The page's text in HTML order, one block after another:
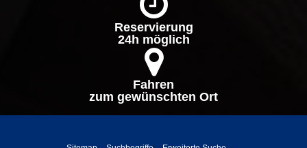
Reservierung
24h möglich
Fahren
zum gewünschten Ort